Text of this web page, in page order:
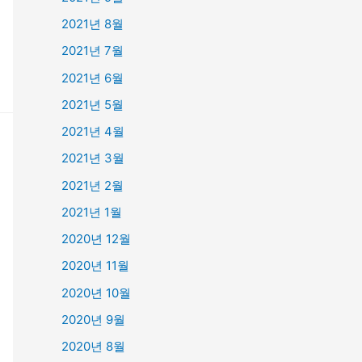
2021년 8월
2021년 7월
2021년 6월
2021년 5월
2021년 4월
2021년 3월
2021년 2월
2021년 1월
2020년 12월
2020년 11월
2020년 10월
2020년 9월
2020년 8월